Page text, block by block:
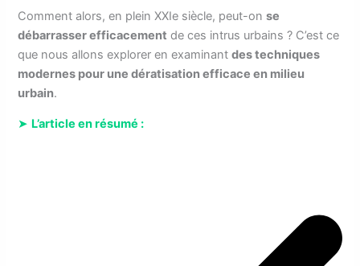
Comment alors, en plein XXIe siècle, peut-onse
débarrasser efficacement de ces intrus urbains ? C’est ce
que nous allons explorer en examinantdes techniques
modernes pour une dératisation efficace en milieu
urbain.
➤ L’article en résumé :